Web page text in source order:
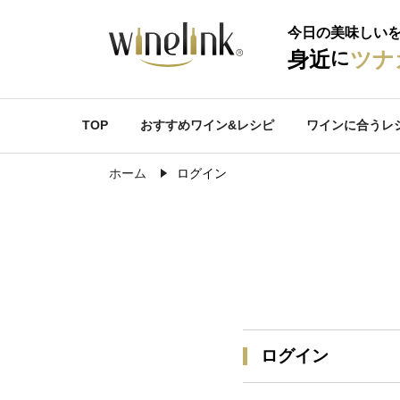
今日の美味しい
身近にツナ
TOP おすすめワイン&レシピ ワインに合うレ
ホーム ログイン
ログイン